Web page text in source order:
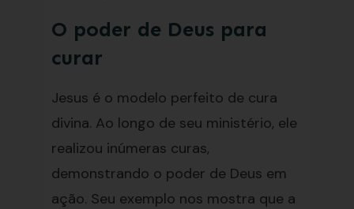
O poder de Deus para
curar
Jesus é o modelo perfeito de cura
divina. Ao longo de seu ministério, ele
realizou inúmeras curas,
demonstrando o poder de Deus em
ação. Seu exemplo nos mostra que a